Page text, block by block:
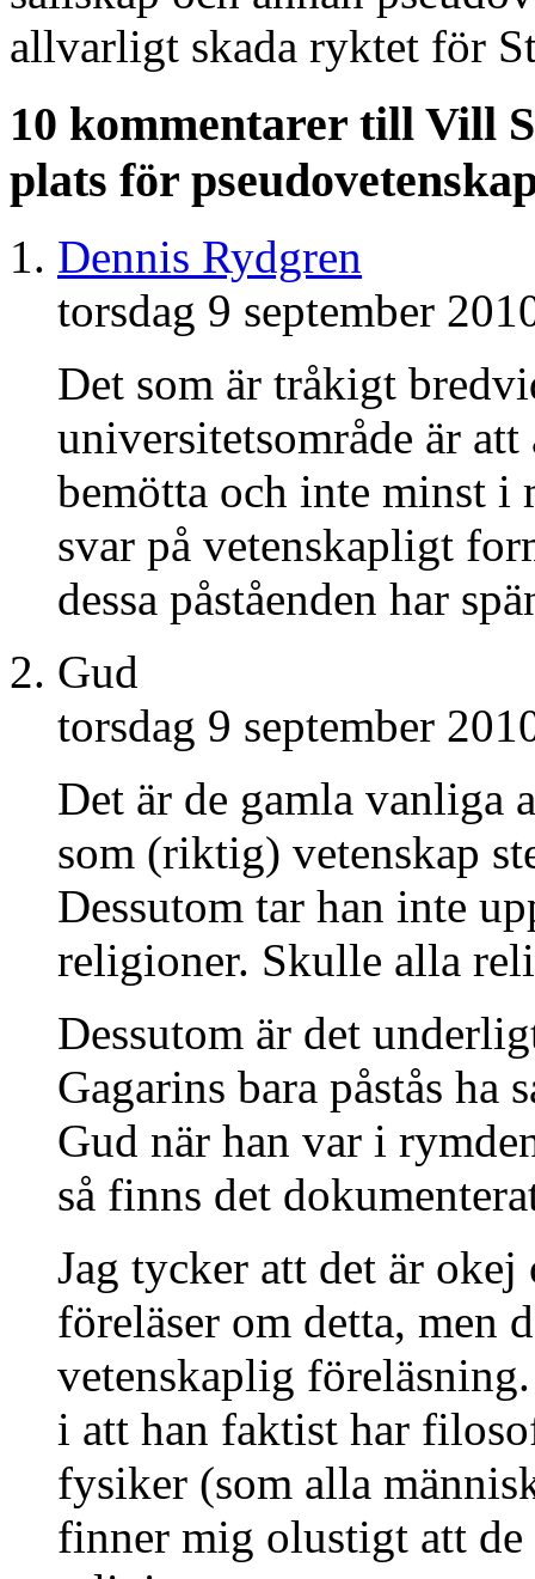
allvarligt skada ryktet för
10 kommentarer till Vill
plats för
Dennis Rydgren
torsdag 9 september
Det som är tråkigt
universitetsområde är att
bemötta och inte minst i
svar på vetenskapligt
dessa påståenden har
Gud
torsdag 9 september
Det är de gamla vanliga
som (riktig) vetenskap
Dessutom tar han inte
religioner. Skulle alla
Dessutom är det
Gagarins bara påstås ha
Gud när han var i
så finns det
Jag tycker att det är
föreläser om detta, men
vetenskaplig
i att han faktist har
fysiker (som alla
finner mig olustigt att